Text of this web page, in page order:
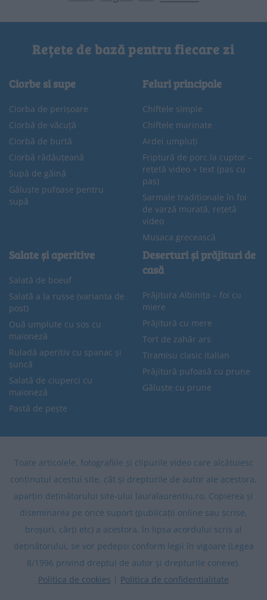
Rețete de bază pentru fiecare zi
Ciorbe si supe
Ciorba de perișoare
Ciorbă de văcuță
Ciorbă de burtă
Ciorbă rădăuțeană
Supă de găină
Găluște pufoase pentru
supă
Feluri principale
Chiftele simple
Chiftele marinate
Ardei umpluți
Friptură de porc la cuptor –
rețetă video + text (pas cu
pas)
Sarmale tradiționale în foi
de varză murată, rețetă
video
Musaca grecească
Salate și aperitive
Salată de boeuf
Salată a la russe (varianta de
post)
Ouă umplute cu sos cu
maioneză
Ruladă aperitiv cu spanac și
șuncă
Salată de ciuperci cu
maioneză
Pastă de pește
Deserturi și prăjituri de
casă
Prăjitura Albinița – foi cu
miere
Prăjitură cu mere
Tort de zahăr ars
Tiramisu clasic italian
Prăjitură pufoasă cu prune
Găluște cu prune
Toate articolele, fotografiile și clipurile video care alcătuiesc
conținutul acestui site, cât și drepturile de autor ale acestora,
aparțin deținătorului site-ului lauralaurentiu.ro. Copierea și
diseminarea pe orice suport (publicații online sau scrise,
broșuri, cărți etc) a acestora, în lipsa acordului scris al
deținătorului, se vor pedepsi conform legii în vigoare (Legea
8/1996 privind dreptul de autor și drepturile conexe).
Politica de cookies | Politica de confidentialitate